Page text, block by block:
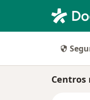
Centros